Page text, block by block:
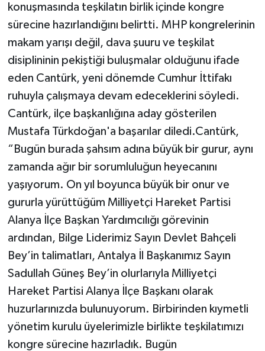
konuşmasında teşkilatın birlik içinde kongre
sürecine hazırlandığını belirtti. MHP kongrelerinin
makam yarışı değil, dava şuuru ve teşkilat
disiplininin pekiştiği buluşmalar olduğunu ifade
eden Cantürk, yeni dönemde Cumhur İttifakı
ruhuyla çalışmaya devam edeceklerini söyledi.
Cantürk, ilçe başkanlığına aday gösterilen
Mustafa Türkdoğan'a başarılar diledi.Cantürk,
“Bugün burada şahsım adına büyük bir gurur, aynı
zamanda ağır bir sorumluluğun heyecanını
yaşıyorum. On yıl boyunca büyük bir onur ve
gururla yürüttüğüm Milliyetçi Hareket Partisi
Alanya İlçe Başkan Yardımcılığı görevinin
ardından, Bilge Liderimiz Sayın Devlet Bahçeli
Bey’in talimatları, Antalya İl Başkanımız Sayın
Sadullah Güneş Bey’in olurlarıyla Milliyetçi
Hareket Partisi Alanya İlçe Başkanı olarak
huzurlarınızda bulunuyorum. Birbirinden kıymetli
yönetim kurulu üyelerimizle birlikte teşkilatımızı
kongre sürecine hazırladık. Bugün